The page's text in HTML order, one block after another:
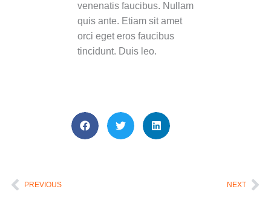
venenatis faucibus. Nullam
quis ante. Etiam sit amet
orci eget eros faucibus
tincidunt. Duis leo.
AntPREVIOUS NEXT